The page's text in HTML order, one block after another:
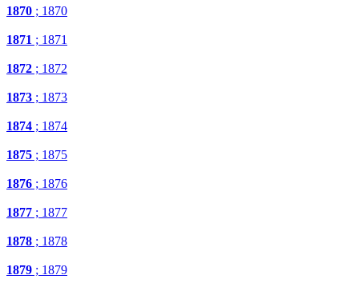
1870 ; 1870
1871 ; 1871
1872 ; 1872
1873 ; 1873
1874 ; 1874
1875 ; 1875
1876 ; 1876
1877 ; 1877
1878 ; 1878
1879 ; 1879